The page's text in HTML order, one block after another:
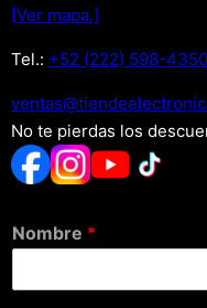
[Ver mapa.]
Tel.: +52 (222) 598-4350
No te pierdas los
Nombre *